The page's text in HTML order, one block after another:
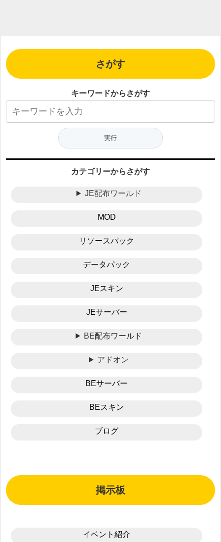
さがす
キーワードからさがす
カテゴリーからさがす
JE配布ワールド
MOD
リソースパック
データパック
JEスキン
JEサーバー
BE配布ワールド
アドオン
BEサーバー
BEスキン
ブログ
掲示板
イベント紹介